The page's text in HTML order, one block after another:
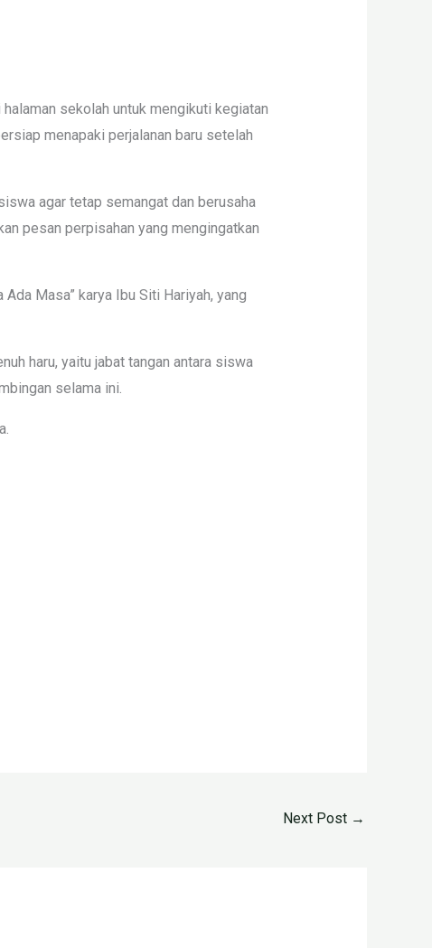
sekolah untuk mengikuti kegiatan
menapaki perjalanan baru setelah
agar tetap semangat dan berusaha
pesan perpisahan yang mengingatkan
Masa” karya Ibu Siti Hariyah, yang
haru, yaitu jabat tangan antara siswa
selama ini.
Next Post →